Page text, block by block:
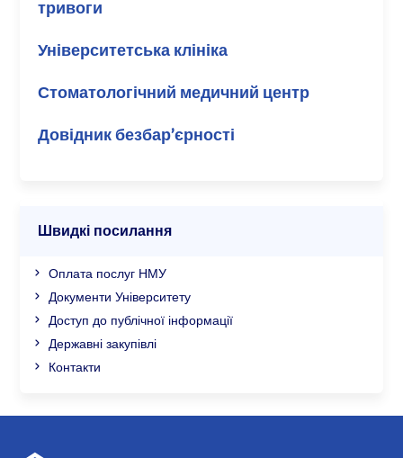
тривоги
Університетська клініка
Стоматологічний медичний центр
Довідник безбар’єрності
Швидкі посилання
Оплата послуг НМУ
Документи Університету
Доступ до публічної інформації
Державні закупівлі
Контакти